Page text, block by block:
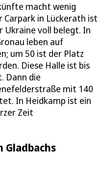
macht wenig
Carpark in Lückerath ist
Ukraine voll belegt. In
leben auf
um 50 ist der Platz
Diese Halle ist bis
Dann die
mit 140
In Heidkamp ist ein
Zeit
Gladbachs